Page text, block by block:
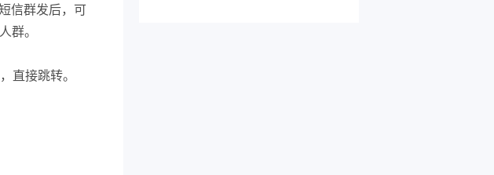
信群发后，可
群。
直接跳转。